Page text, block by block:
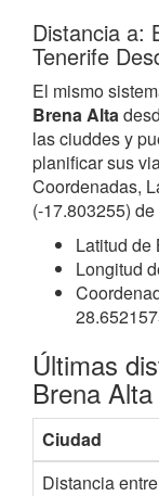
Distancia a:
Tenerife
El mismo
Brena Alta
las ciuddes y
planificar sus
Coordenadas,
(-17.803255)
Latitud de
Longitud
Últimas
Brena Alta
Ciudad
Distancia